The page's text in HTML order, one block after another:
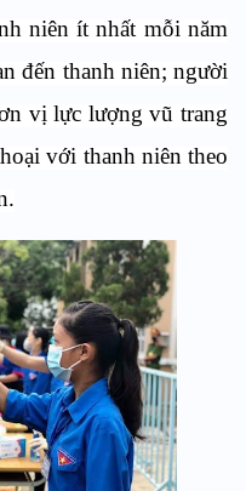
niên ít nhất mỗi năm
đến thanh niên; người
vị lực lượng vũ trang
với thanh niên theo